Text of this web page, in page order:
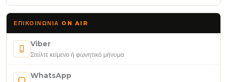
ΕΠΙΚΟΙΝΩΝΊΑ ON AIR
Viber
Στείλτε κείμενο ή φωνητικό μήνυμα
WhatsApp